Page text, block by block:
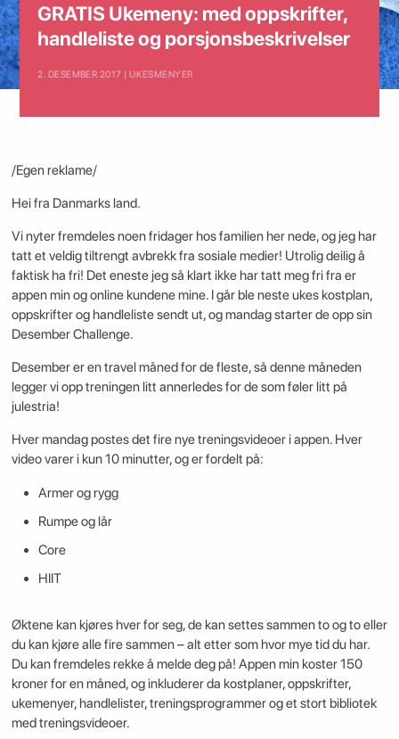
GRATIS Ukemeny: med oppskrifter,
handleliste og porsjonsbeskrivelser
2. DESEMBER 2017 | UKESMENYER
/Egen reklame/
Hei fra Danmarks land.
Vi nyter fremdeles noen fridager hos familien her nede, og jeg har
tatt et veldig tiltrengt avbrekk fra sosiale medier! Utrolig deilig å
faktisk ha fri! Det eneste jeg så klart ikke har tatt meg fri fra er
appen min og online kundene mine. I går ble neste ukes kostplan,
oppskrifter og handleliste sendt ut, og mandag starter de opp sin
Desember Challenge.
Desember er en travel måned for de fleste, så denne måneden
legger vi opp treningen litt annerledes for de som føler litt på
julestria!
Hver mandag postes det fire nye treningsvideoer i appen. Hver
video varer i kun 10 minutter, og er fordelt på:
Armer og rygg
Rumpe og lår
Core
HIIT
Øktene kan kjøres hver for seg, de kan settes sammen to og to eller
du kan kjøre alle fire sammen – alt etter som hvor mye tid du har.
Du kan fremdeles rekke å melde deg på! Appen min koster 150
kroner for en måned, og inkluderer da kostplaner, oppskrifter,
ukemenyer, handlelister, treningsprogrammer og et stort bibliotek
med treningsvideoer.